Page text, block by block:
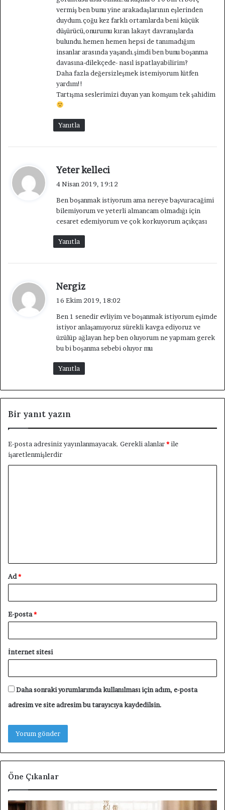
vermiş ben bunu yine arakadaşlarının eşlerinden
duydum.çoğu kez farklı ortamlarda beni küçük
düşürücü,onurumu kıran lakayt davranışlarda
bulundu.hemen hemen hepsi de tanımadığım
insanlar arasında yaşandı.şimdi ben bunu boşanma
davasına-dilekçede- nasıl ispatlayabilirim?
Daha fazla değersizleşmek istemiyorum lütfen
yardım!!
Tartışma seslerimizi duyan yan komşum tek şahidim
Yanıtla
Yeter kelleci
i
k
i
4 Nisan 2019, 19:12
Ben boşanmak istiyorum ama nereye başvuracağimi
bilemiyorum ve yeterli almancam olmadığı için
cesaret edemiyorum ve çok korkuyorum açıkçası
Yanıtla
Nergiz
i
k
i
16 Ekim 2019, 18:02
Ben 1 senedir evliyim ve boşanmak istiyorum eşimde
istiyor anlaşamıyoruz sürekli kavga ediyoruz ve
üzülüp ağlayan hep ben oluyorum ne yapmam gerek
bu bi boşanma sebebi oluyor mu
Yanıtla
Bir yanıt yazın
E-posta adresiniz yayınlanmayacak. Gerekli alanlar*ile
işaretlenmişlerdir
Ad*
E-posta*
İnternet sitesi
Daha sonraki yorumlarımda kullanılması için adım, e-posta
adresim ve site adresim bu tarayıcıya kaydedilsin.
Öne Çıkanlar